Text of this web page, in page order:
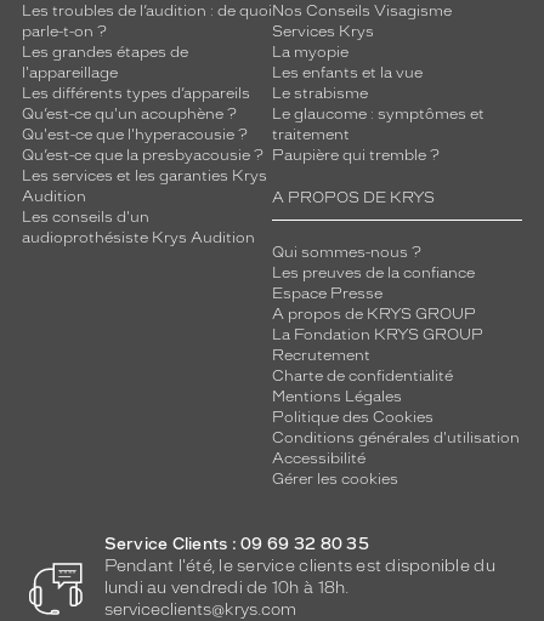
Les troubles de l’audition : de quoi
parle-t-on ?
Les grandes étapes de
l'appareillage
Les différents types d’appareils
Qu’est-ce qu'un acouphène ?
Qu'est-ce que l'hyperacousie ?
Qu’est-ce que la presbyacousie ?
Les services et les garanties Krys
Audition
Les conseils d'un
audioprothésiste Krys Audition
Nos Conseils Visagisme
Services Krys
La myopie
Les enfants et la vue
Le strabisme
Le glaucome : symptômes et
traitement
Paupière qui tremble ?
A PROPOS DE KRYS
Qui sommes-nous ?
Les preuves de la confiance
Espace Presse
A propos de KRYS GROUP
La Fondation KRYS GROUP
Recrutement
Charte de confidentialité
Mentions Légales
Politique des Cookies
Conditions générales d'utilisation
Accessibilité
Gérer les cookies
Service Clients : 09 69 32 80 35
Pendant l'été, le service clients est disponible du
lundi au vendredi de 10h à 18h.
serviceclients@krys.com